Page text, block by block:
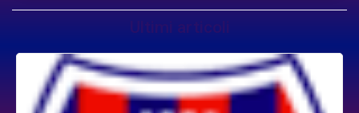
Ultimi articoli